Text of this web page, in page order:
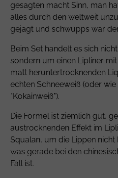
gesagten macht Sinn, man
alles durch den weltweit
gejagt und schwupps war
Beim Set handelt es sich
sondern um einen Lipliner
matt heruntertrocknenden
echten Schneeweiß (oder
"Kokainweiß").
Die Formel ist ziemlich gut,
austrocknenden Effekt im
Squalan, um die Lippen
was gerade bei den
Fall ist.